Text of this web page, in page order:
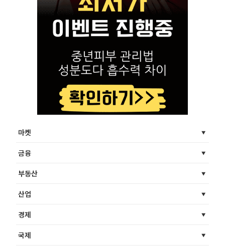
마켓
금융
부동산
산업
경제
국제